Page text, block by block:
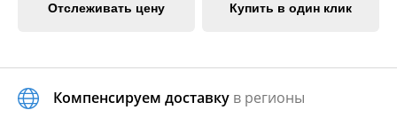
Отслеживать цену Купить в один клик
Компенсируем доставку в регионы